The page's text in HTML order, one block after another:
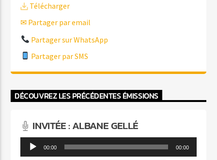
Télécharger
✉ Partager par email
Partager sur WhatsApp
Partager par SMS
DÉCOUVREZ LES PRÉCÉDENTES ÉMISSIONS
INVITÉE : ALBANE GELLÉ
Lecteur
audio
00:00 00:00